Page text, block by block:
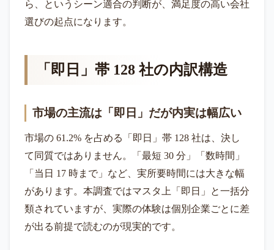
ら、というシーン適合の判断が、満足度の高い会社
選びの起点になります。
「即日」帯 128 社の内訳構造
市場の主流は「即日」だが内実は幅広い
市場の 61.2% を占める「即日」帯 128 社は、決し
て同質ではありません。「最短 30 分」「数時間」
「当日 17 時まで」など、実所要時間には大きな幅
があります。本調査ではマスタ上「即日」と一括分
類されていますが、実際の体験は個別企業ごとに差
が出る前提で読むのが現実的です。